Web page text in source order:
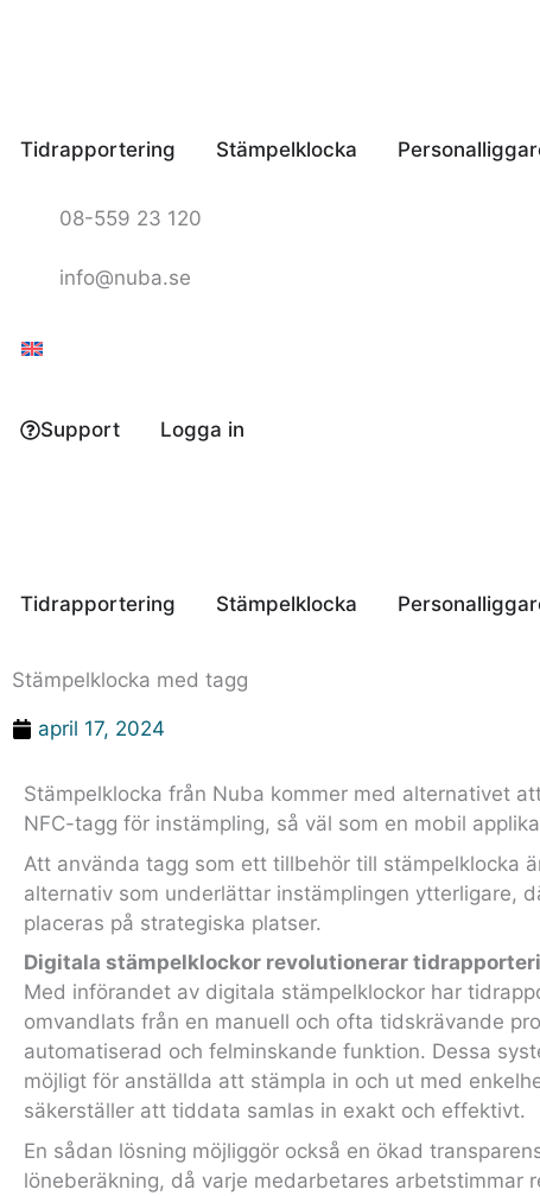
Tidrapportering Stämpelklocka
08-559 23 120
info@nuba.se
Support Logga in
Tidrapportering Stämpelklocka
Stämpelklocka med tagg
april 17, 2024
Stämpelklocka från Nuba kommer med alternativet
NFC-tagg för instämpling, så väl som en mobil
Att använda tagg som ett tillbehör till stämpelklocka
alternativ som underlättar instämplingen ytterligare,
placeras på strategiska platser.
Digitala stämpelklockor revolutionerar
Med införandet av digitala stämpelklockor har
omvandlats från en manuell och ofta tidskrävande
automatiserad och felminskande funktion. Dessa
möjligt för anställda att stämpla in och ut med
säkerställer att tiddata samlas in exakt och effektivt.
En sådan lösning möjliggör också en ökad
löneberäkning, då varje medarbetares arbetstimmar